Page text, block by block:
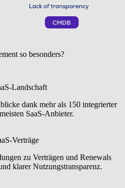
so besonders?
Landschaft
dank mehr als 150 integrierter
SaaS-Anbieter.
Verträge
zu Verträgen und Renewals
klarer Nutzungstransparenz.